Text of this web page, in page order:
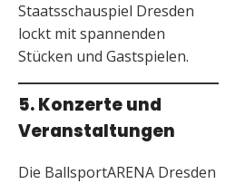
Staatsschauspiel Dresden
lockt mit spannenden
Stücken und Gastspielen.
5. Konzerte und
Veranstaltungen
Die BallsportARENA Dresden